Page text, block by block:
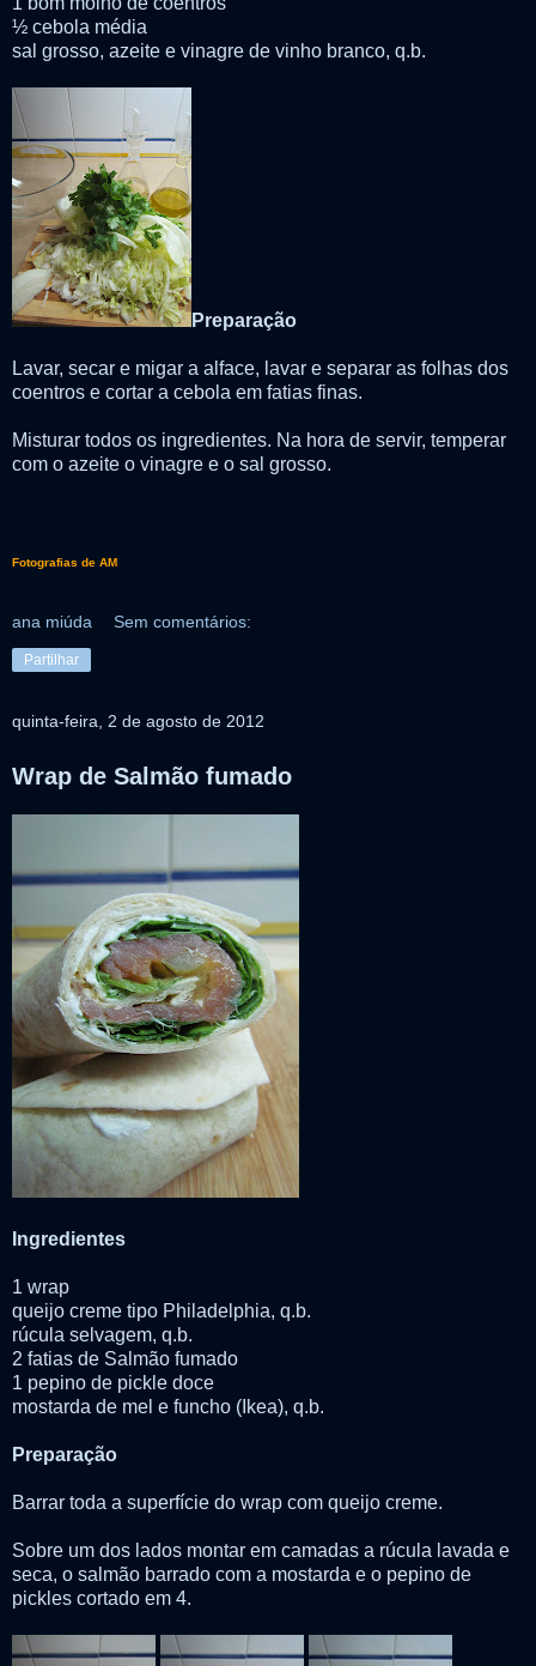
½ cebola média
sal grosso, azeite e vinagre de vinho branco, q.b.
Preparação
Lavar, secar e migar a alface, lavar e separar as folhas dos
coentros e cortar a cebola em fatias finas.
Misturar todos os ingredientes. Na hora de servir, temperar
com o azeite o vinagre e o sal grosso.
Fotografias de AM
ana miúda Sem comentários:
Partilhar
quinta-feira, 2 de agosto de 2012
Wrap de Salmão fumado
Ingredientes
1 wrap
queijo creme tipo Philadelphia, q.b.
rúcula selvagem, q.b.
2 fatias de Salmão fumado
1 pepino de pickle doce
mostarda de mel e funcho (Ikea), q.b.
Preparação
Barrar toda a superfície do wrap com queijo creme.
Sobre um dos lados montar em camadas a rúcula lavada e
seca, o salmão barrado com a mostarda e o pepino de
pickles cortado em 4.